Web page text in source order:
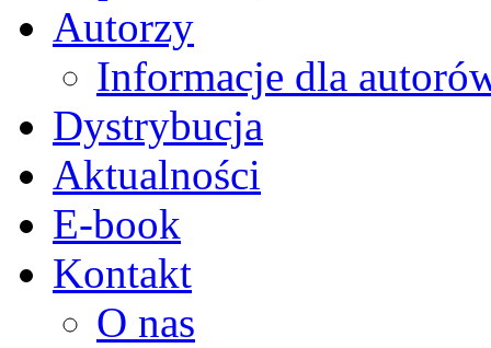
Autorzy
Informacje dla
Dystrybucja
Aktualności
E-book
Kontakt
O nas